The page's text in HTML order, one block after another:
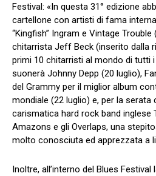
Festival: «In questa 31° edizione
cartellone con artisti di fama
“Kingfish” Ingram e Vintage
chitarrista Jeff Beck (inserito dalla
primi 10 chitarristi al mondo di tutti
suonerà Johnny Depp (20 luglio),
del Grammy per il miglior album
mondiale (22 luglio) e, per la serata
carismatica hard rock band inglese
Amazons e gli Overlaps, una
molto conosciuta ed apprezzata a
Inoltre, all’interno del Blues